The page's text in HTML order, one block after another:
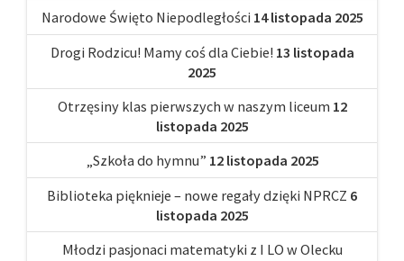
Narodowe Święto Niepodległości 14 listopada 2025
Drogi Rodzicu! Mamy coś dla Ciebie! 13 listopada
2025
Otrzęsiny klas pierwszych w naszym liceum 12
listopada 2025
„Szkoła do hymnu” 12 listopada 2025
Biblioteka pięknieje – nowe regały dzięki NPRCZ 6
listopada 2025
Młodzi pasjonaci matematyki z I LO w Olecku